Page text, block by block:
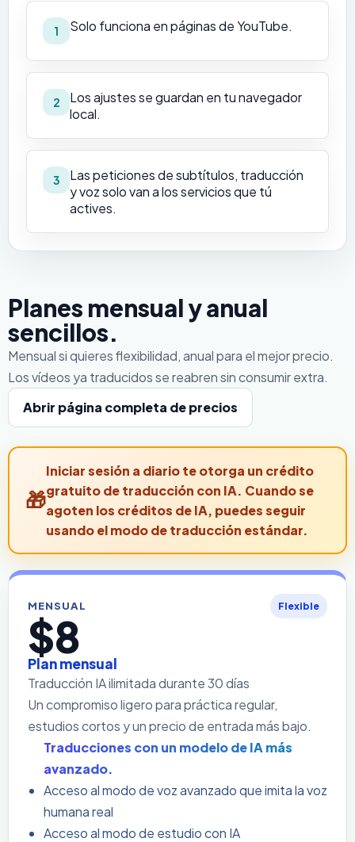
1 Solo funciona en páginas de YouTube.
2
Los ajustes se guardan en tu navegador
local.
3
Las peticiones de subtítulos, traducción
y voz solo van a los servicios que tú
actives.
Planes mensual y anual
sencillos.
Mensual si quieres flexibilidad, anual para el mejor precio.
Los vídeos ya traducidos se reabren sin consumir extra.
Abrir página completa de precios
Iniciar sesión a diario te otorga un crédito
gratuito de traducción con IA. Cuando se
agoten los créditos de IA, puedes seguir
usando el modo de traducción estándar.
MENSUAL Flexible
$8
Plan mensual
Traducción IA ilimitada durante 30 días
Un compromiso ligero para práctica regular,
estudios cortos y un precio de entrada más bajo.
Traducciones con un modelo de IA más
avanzado.
Acceso al modo de voz avanzado que imita la voz
humana real
Acceso al modo de estudio con IA